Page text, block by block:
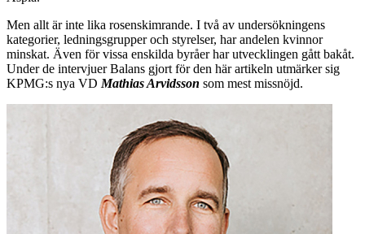
Men allt är inte lika rosenskimrande. I två av undersökningens
kategorier, ledningsgrupper och styrelser, har andelen kvinnor
minskat. Även för vissa enskilda byråer har utvecklingen gått bakåt.
Under de intervjuer Balans gjort för den här artikeln utmärker sig
KPMG:s nya VD Mathias Arvidsson som mest missnöjd.